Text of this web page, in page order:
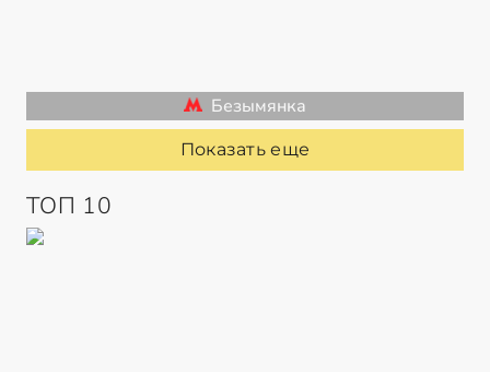
Безымянка
Показать еще
ТОП 10